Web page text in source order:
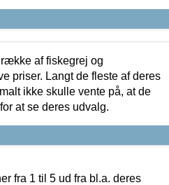
af fiskegrej og
priser. Langt de fleste af deres
ikke skulle vente på, at de
at se deres udvalg.
fra 1 til 5 ud fra bl.a. deres